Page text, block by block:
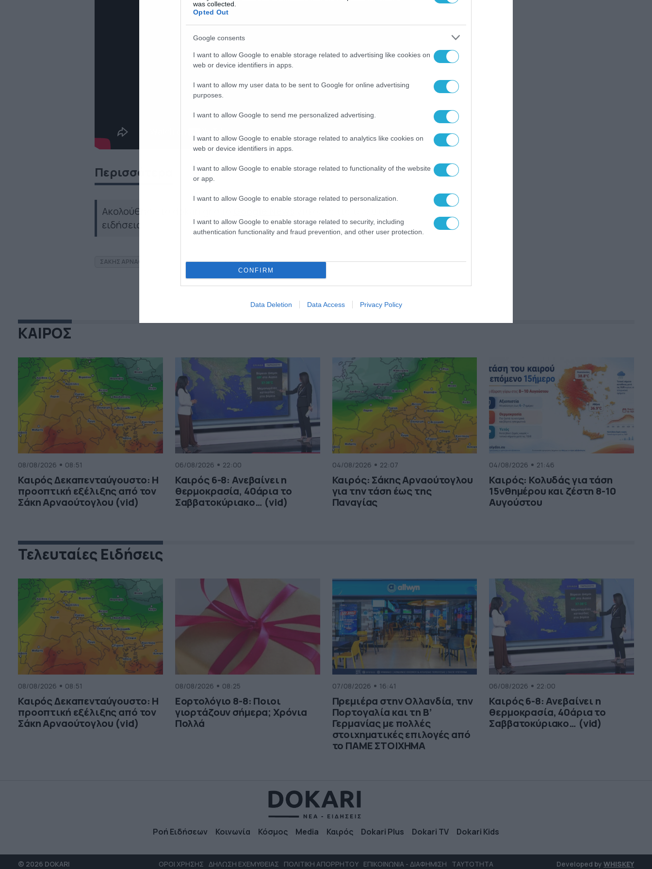
was collected.
Opted Out
Google consents
I want to allow Google to enable storage related to advertising like cookies on
web or device identifiers in apps.
I want to allow my user data to be sent to Google for online advertising
purposes.
I want to allow Google to send me personalized advertising.
I want to allow Google to enable storage related to analytics like cookies on
web or device identifiers in apps.
I want to allow Google to enable storage related to functionality of the website
or app.
I want to allow Google to enable storage related to personalization.
I want to allow Google to enable storage related to security, including
authentication functionality and fraud prevention, and other user protection.
CONFIRM
Data Deletion Data Access Privacy Policy
Περισσότερα
Ακολούθησε το dokari.gr στο
ειδήσεις
ΣΑΚΗΣ ΑΡΝΑΟΥΤΟΓΛΟΥ ΚΑΙΡΟΣ ΚΑΙΡΟΣ ΣΗΜΕΡΑ
ΚΑΙΡΟΣ
08/08/2026 08:51
Καιρός Δεκαπενταύγουστο: Η
προοπτική εξέλιξης από τον
Σάκη Αρναούτογλου (vid)
06/08/2026 22:00
Καιρός 6-8: Ανεβαίνει η
θερμοκρασία, 40άρια το
Σαββατοκύριακο… (vid)
04/08/2026 22:07
Καιρός: Σάκης Αρναούτογλου
για την τάση έως της
Παναγίας
04/08/2026 21:46
Καιρός: Κολυδάς για τάση
15νθημέρου και ζέστη 8-10
Αυγούστου
Τελευταίες Ειδήσεις
08/08/2026 08:51
Καιρός Δεκαπενταύγουστο: Η
προοπτική εξέλιξης από τον
Σάκη Αρναούτογλου (vid)
08/08/2026 08:25
Εορτολόγιο 8-8: Ποιοι
γιορτάζουν σήμερα; Χρόνια
Πολλά
07/08/2026 16:41
Πρεμιέρα στην Ολλανδία, την
Πορτογαλία και τη Β’
Γερμανίας με πολλές
στοιχηματικές επιλογές από
το ΠΑΜΕ ΣΤΟΙΧΗΜΑ
06/08/2026 22:00
Καιρός 6-8: Ανεβαίνει η
θερμοκρασία, 40άρια το
Σαββατοκύριακο… (vid)
Ροή Ειδήσεων Κοινωνία Κόσμος Media Καιρός Dokari Plus Dokari TV Dokari Kids
© 2026 DOKARI ΟΡΟΙ ΧΡΗΣΗΣ ΔΗΛΩΣΗ ΕΧΕΜΥΘΕΙΑΣ ΠΟΛΙΤΙΚΗ ΑΠΟΡΡΗΤΟΥ ΕΠΙΚΟΙΝΩΝΙΑ - ΔΙΑΦΗΜΙΣΗ ΤΑΥΤΟΤΗΤΑ Developed by WHISKEY